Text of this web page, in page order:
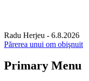
Radu Herjeu - 6.8.2026
Părerea unui om obişnuit
Primary Menu